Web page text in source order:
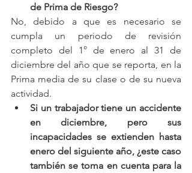
de Prima de Riesgo?
No, debido a que es necesario se
cumpla un periodo de revisión
completo del 1° de enero al 31 de
diciembre del año que se reporta, en la
Prima media de su clase o de su nueva
actividad.
Si un trabajador tiene un accidente
en diciembre, pero sus
incapacidades se extienden hasta
enero del siguiente año, ¿este caso
también se toma en cuenta para la